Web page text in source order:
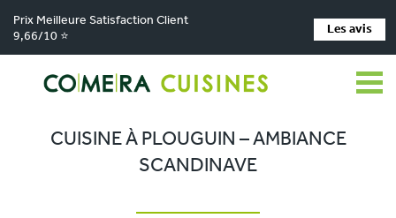
Prix Meilleure Satisfaction Client
9,66/10 ⭐
Les avis
Comera Cuisines > Nos magasins de cuisine > Cuisiniste SAINT-RENAN >
Réalisations > Cuisine à Plouguin – Ambiance scandinave
CUISINE À PLOUGUIN – AMBIANCE
SCANDINAVE